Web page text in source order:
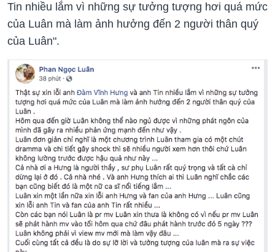
Tin nhiều lắm vì những sự tưởng tượng hơi quá mức
của Luân mà làm ảnh hưởng đến 2 người thân quý
của Luân".